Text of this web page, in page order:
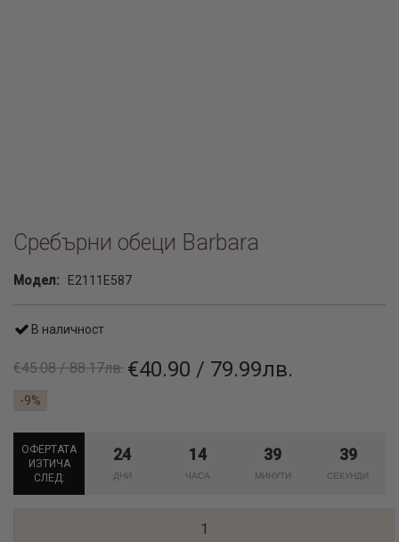
Сребърни обеци Barbara
Модел: E2111E587
В наличност
€45.08 / 88.17лв. €40.90 / 79.99лв.
-9%
ОФЕРТАТА
ИЗТИЧА
СЛЕД:
24 14 39 39